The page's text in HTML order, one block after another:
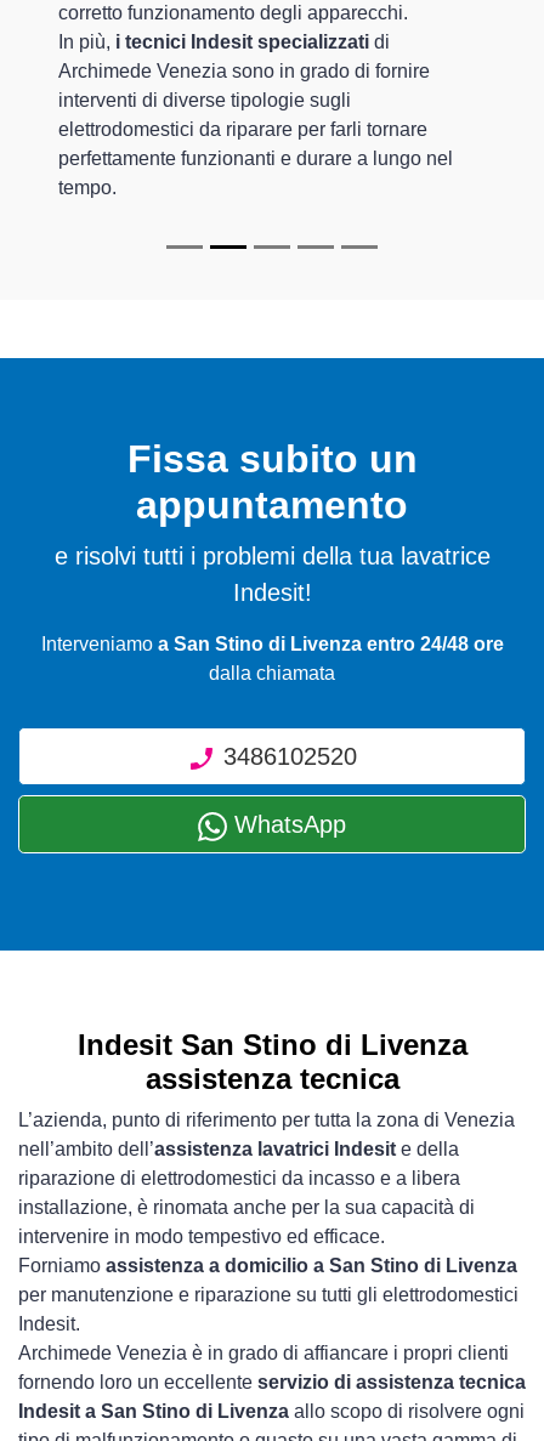
corretto funzionamento degli apparecchi.
In più, i tecnici Indesit specializzati di
Archimede Venezia sono in grado di fornire
interventi di diverse tipologie sugli
elettrodomestici da riparare per farli tornare
perfettamente funzionanti e durare a lungo nel
tempo.
Fissa subito un
appuntamento
e risolvi tutti i problemi della tua lavatrice
Indesit!
Interveniamo a San Stino di Livenza entro 24/48 ore
dalla chiamata
3486102520
WhatsApp
Indesit San Stino di Livenza
assistenza tecnica
L’azienda, punto di riferimento per tutta la zona di Venezia
nell’ambito dell’assistenza lavatrici Indesit e della
riparazione di elettrodomestici da incasso e a libera
installazione, è rinomata anche per la sua capacità di
intervenire in modo tempestivo ed efficace.
Forniamo assistenza a domicilio a San Stino di Livenza
per manutenzione e riparazione su tutti gli elettrodomestici
Indesit.
Archimede Venezia è in grado di affiancare i propri clienti
fornendo loro un eccellente servizio di assistenza tecnica
Indesit a San Stino di Livenza allo scopo di risolvere ogni